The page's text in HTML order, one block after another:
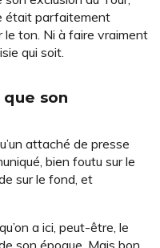
était parfaitement
le ton. Ni à faire vraiment
qui soit.
son
attaché de presse
bien foutu sur le
sur le fond, et
a ici, peut-être, le
son époque. Mais bon,